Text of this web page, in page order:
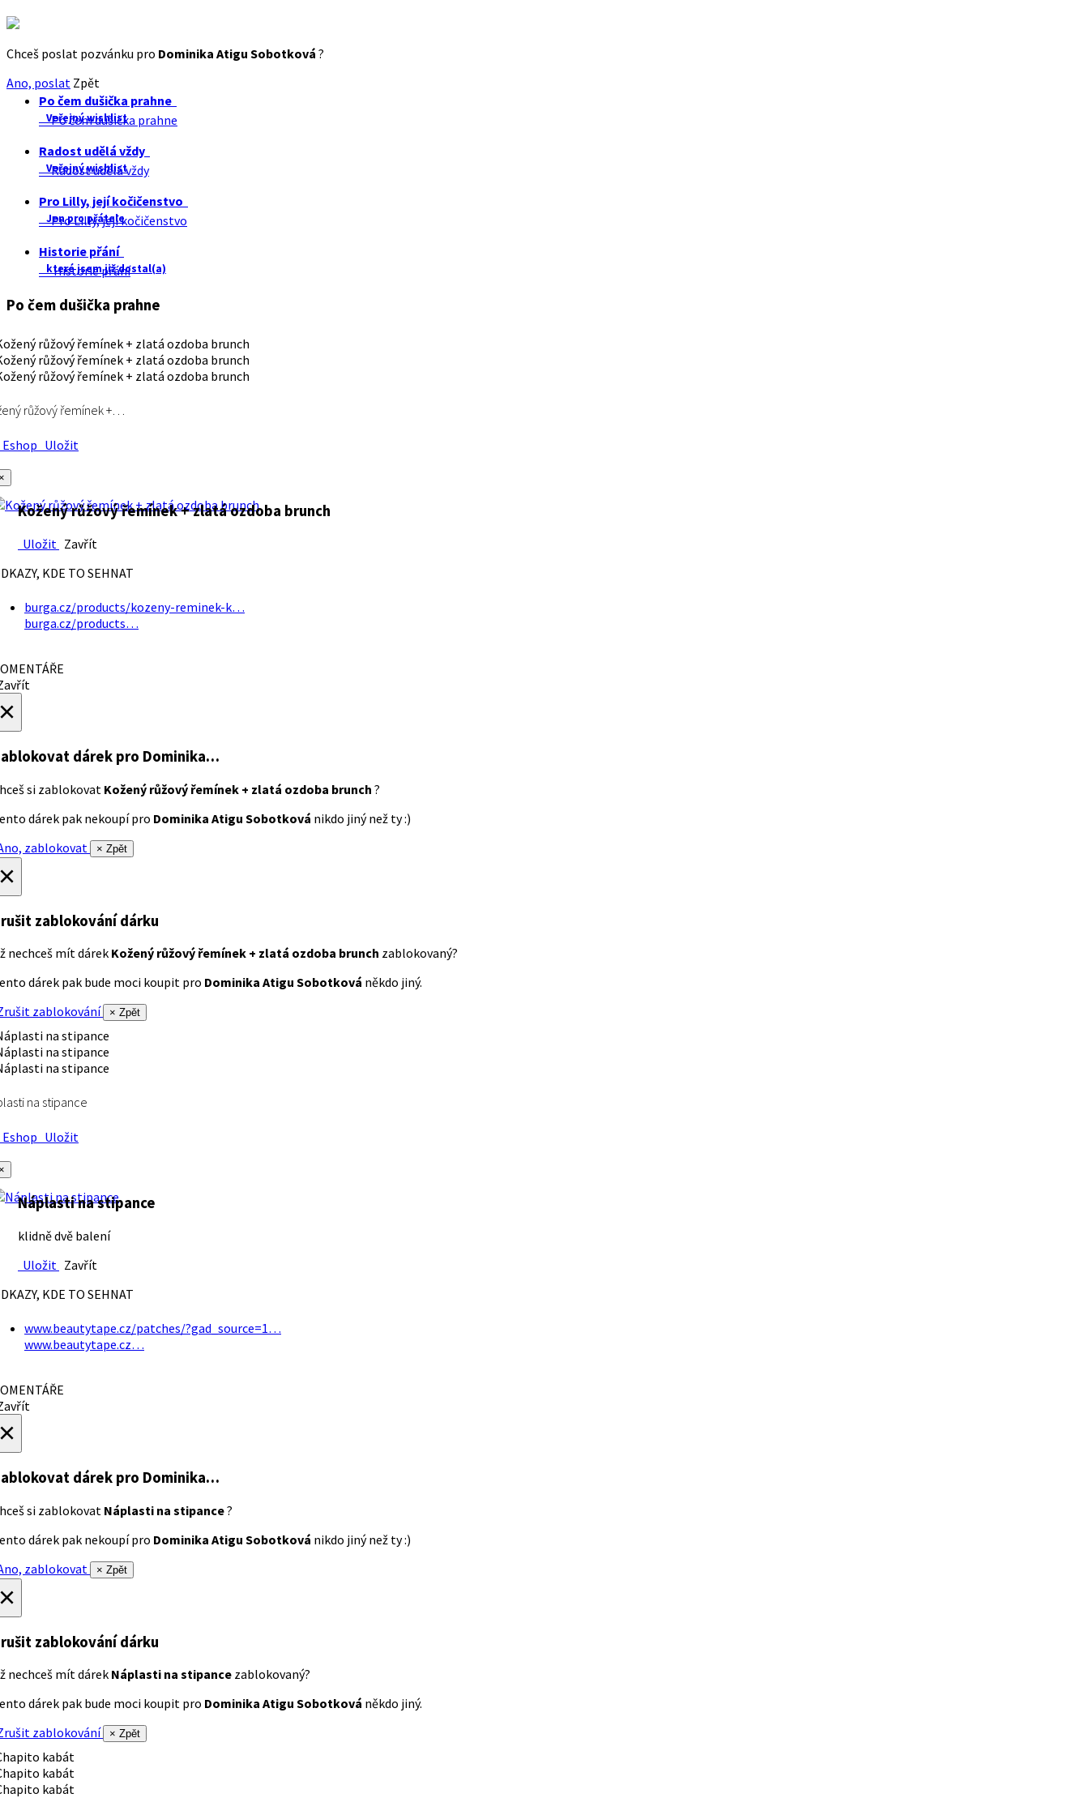
Chceš poslat pozvánku pro Dominika Atigu Sobotková ?
Ano, poslat Zpět
Po čem dušička prahne
Veřejný wishlist
Po čem dušička prahne
Radost udělá vždy
Veřejný wishlist
Radost udělá vždy
Pro Lilly, její kočičenstvo
Jen pro přátele
Pro Lilly, její kočičenstvo
Historie přání
které jsem již dostal(a)
Historie přání
Po čem dušička prahne
růžový řemínek +…
Uložit
Kožený růžový řemínek + zlatá ozdoba brunch
Uložit Zavřít
KDE TO SEHNAT
burga.cz/products/kozeny-reminek-k…
burga.cz/products…
dárek pro Dominika…
si zablokovat Kožený růžový řemínek + zlatá ozdoba brunch ?
dárek pak nekoupí pro Dominika Atigu Sobotková nikdo jiný než ty :)
zablokovat
× Zpět
zablokování dárku
nechceš mít dárek Kožený růžový řemínek + zlatá ozdoba brunch zablokovaný?
dárek pak bude moci koupit pro Dominika Atigu Sobotková někdo jiný.
zablokování
× Zpět
na stipance
Uložit
Náplasti na stipance
klidně dvě balení
Uložit Zavřít
KDE TO SEHNAT
www.beautytape.cz/patches/?gad_source=1…
www.beautytape.cz…
dárek pro Dominika…
si zablokovat Náplasti na stipance?
dárek pak nekoupí pro Dominika Atigu Sobotková nikdo jiný než ty :)
zablokovat
× Zpět
zablokování dárku
nechceš mít dárek Náplasti na stipance zablokovaný?
dárek pak bude moci koupit pro Dominika Atigu Sobotková někdo jiný.
zablokování
× Zpět